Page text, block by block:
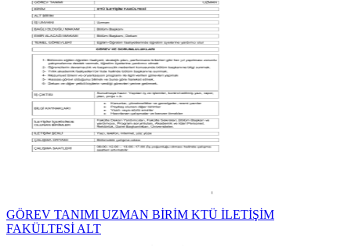
GÖREV TANIMI UZMAN BİRİM KTÜ İLETİŞİM
FAKÜLTESİ ALT